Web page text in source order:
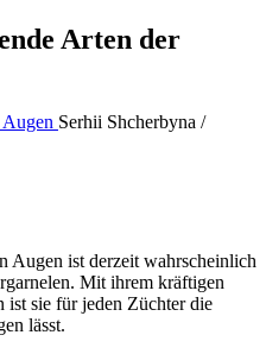
Arten der
Serhii Shcherbyna /
Augen ist derzeit wahrscheinlich
Mit ihrem kräftigen
ist sie für jeden Züchter die
lässt.